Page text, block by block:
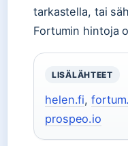
tarkastella, tai
Fortumin hintoja
LISÄLÄHTEET
helen.fi,
prospeo.io